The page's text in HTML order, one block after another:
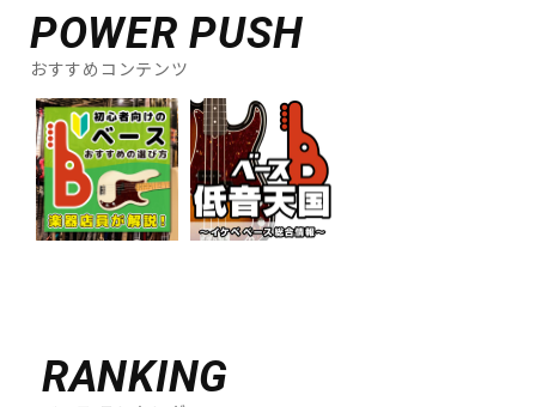
キーボード
管楽器
アンプ
POWER PUSH
おすすめコンテンツ
RANKING